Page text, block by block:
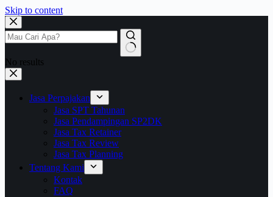
Skip to content
No results
Jasa Perpajakan
Jasa SPT Tahunan
Jasa Pendampingan SP2DK
Jasa Tax Retainer
Jasa Tax Review
Jasa Tax Planning
Tentang Kami
Kontak
FAQ